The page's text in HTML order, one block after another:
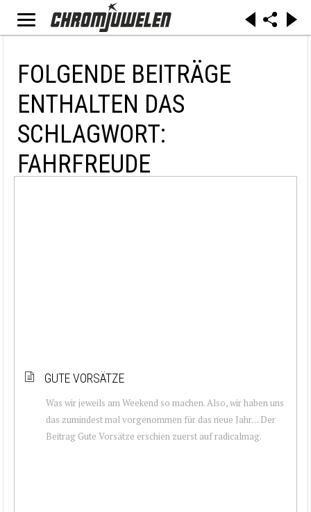
FOLGENDE BEITRÄGE
ENTHALTEN DAS
SCHLAGWORT:
FAHRFREUDE
GUTE VORSÄTZE
Was wir jeweils am Weekend so machen. Also, wir haben uns
das zumindest mal vorgenommen für das neue Jahr… Der
Beitrag Gute Vorsätze erschien zuerst auf radicalmag.